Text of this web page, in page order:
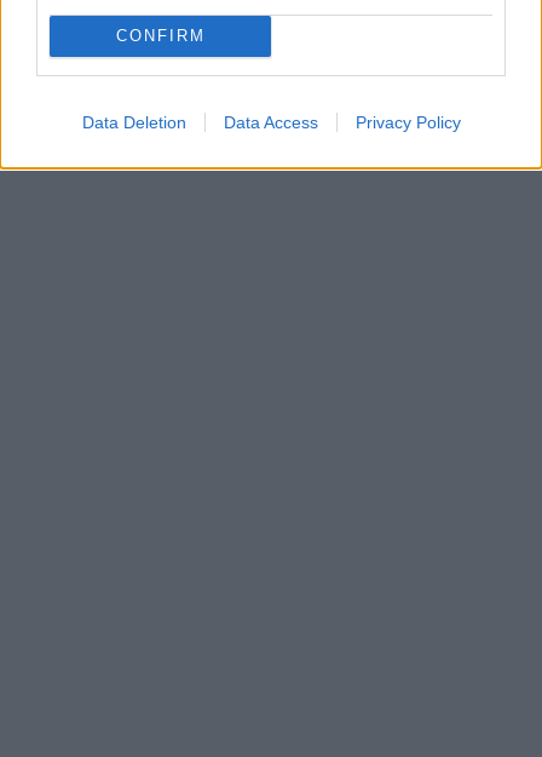
CONFIRM
Data Deletion Data Access Privacy Policy